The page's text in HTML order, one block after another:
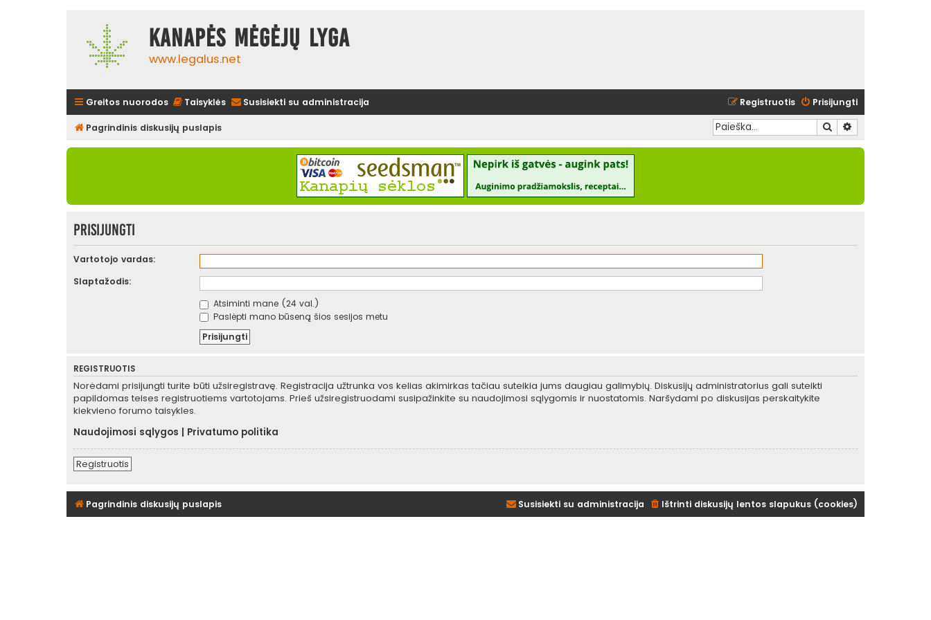
Kanapės mėgėjų lyga
www.legalus.net
Greitos nuorodos Taisyklės Susisiekti su administracija Prisijungti
Registruotis
Pagrindinis diskusijų puslapis Ieškoti
Prisijungti
Vartotojo vardas:
Slaptažodis:
Atsiminti mane (24 val.)
Paslėpti mano būseną šios sesijos metu
REGISTRUOTIS
Norėdami prisijungti turite būti užsiregistravę. Registracija užtrunka vos kelias akimirkas tačiau suteikia jums daugiau galimybių. Diskusijų administratorius gali suteikti
papildomas teises registruotiems vartotojams. Prieš užsiregistruodami susipažinkite su naudojimosi sąlygomis ir nuostatomis. Naršydami po diskusijas perskaitykite
kiekvieno forumo taisykles.
Naudojimosi sąlygos
Privatumo politika
Registruotis
Pagrindinis diskusijų puslapis Ištrinti diskusijų lentos slapukus (cookies)
Susisiekti su administracija